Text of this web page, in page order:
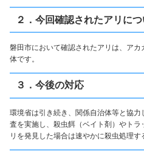
２．今回確認されたアリにつ
磐田市において確認されたアリは、ア
体です。
３．今後の対応
環境省は引き続き、関係自治体等と協
査を実施し、殺虫餌（ベイト剤）やト
リを発見した場合は速やかに殺虫処理す